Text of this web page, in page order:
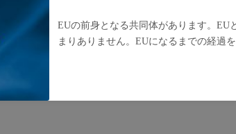
EUの前身となる共同体があります。EU
まりありません。EUになるまでの経過